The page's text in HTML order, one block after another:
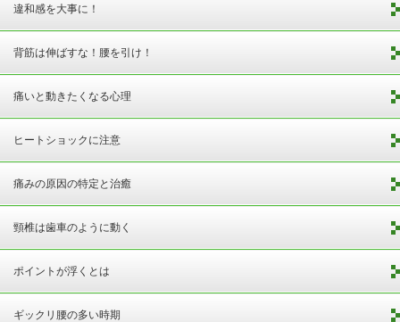
違和感を大事に！
背筋は伸ばすな！腰を引け！
痛いと動きたくなる心理
ヒートショックに注意
痛みの原因の特定と治癒
頸椎は歯車のように動く
ポイントが浮くとは
ギックリ腰の多い時期